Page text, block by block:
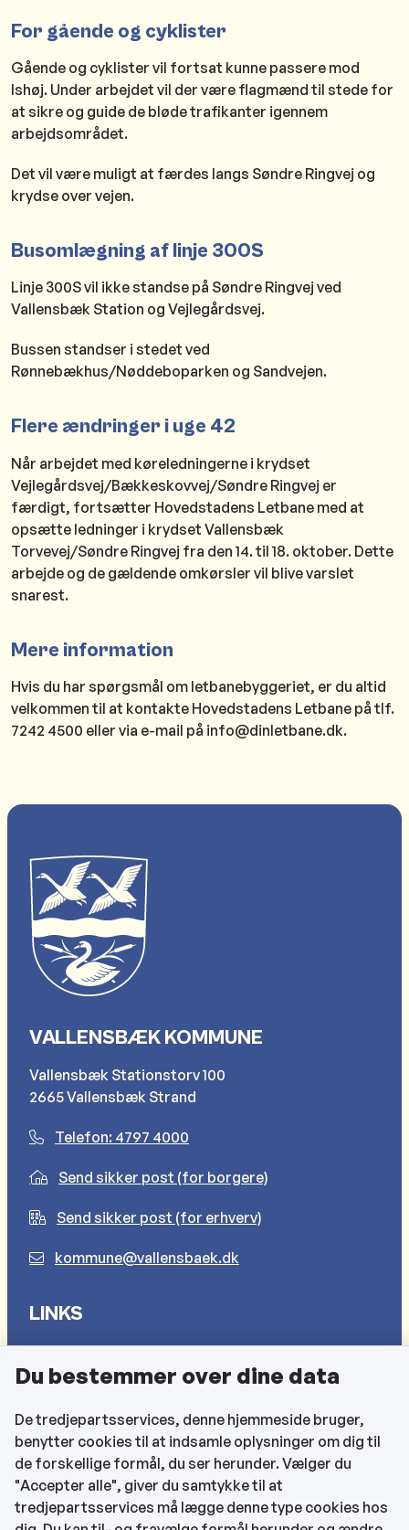
For gående og cyklister
Gående og cyklister vil fortsat kunne passere mod
Ishøj. Under arbejdet vil der være flagmænd til stede for
at sikre og guide de bløde trafikanter igennem
arbejdsområdet.
Det vil være muligt at færdes langs Søndre Ringvej og
krydse over vejen.
Busomlægning af linje 300S
Linje 300S vil ikke standse på Søndre Ringvej ved
Vallensbæk Station og Vejlegårdsvej.
Bussen standser i stedet ved
Rønnebækhus/Nøddeboparken og Sandvejen.
Flere ændringer i uge 42
Når arbejdet med køreledningerne i krydset
Vejlegårdsvej/Bækkeskovvej/Søndre Ringvej er
færdigt, fortsætter Hovedstadens Letbane med at
opsætte ledninger i krydset Vallensbæk
Torvevej/Søndre Ringvej fra den 14. til 18. oktober. Dette
arbejde og de gældende omkørsler vil blive varslet
snarest.
Mere information
Hvis du har spørgsmål om letbanebyggeriet, er du altid
velkommen til at kontakte Hovedstadens Letbane på tlf.
7242 4500 eller via e-mail på info@dinletbane.dk.
VALLENSBÆK KOMMUNE
Vallensbæk Stationstorv 100
2665 Vallensbæk Strand
Telefon: 4797 4000
Send sikker post (for borgere)
Send sikker post (for erhverv)
kommune@vallensbaek.dk
LINKS
Cookies
Find EAN-numre
CVR og bankoplysninger
Tilgængelighedserklæring
Du bestemmer over dine data
De tredjepartsservices, denne hjemmeside bruger,
benytter cookies til at indsamle oplysninger om dig til
de forskellige formål, du ser herunder. Vælger du
"Accepter alle", giver du samtykke til at
tredjepartsservices må lægge denne type cookies hos